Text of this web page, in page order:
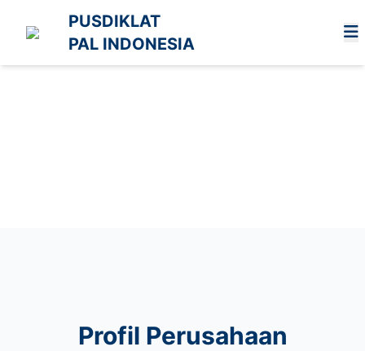
PUSDIKLAT
PAL INDONESIA
Profil Perusahaan